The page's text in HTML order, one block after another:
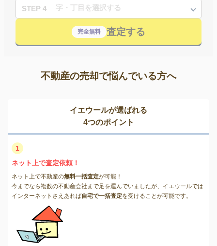
STEP 4
完全無料 査定する
不動産の売却で悩んでいる方へ
イエウールが選ばれる
4つのポイント
1
ネット上で査定依頼！
ネット上で不動産の無料一括査定が可能！
今までなら複数の不動産会社まで足を運んでいましたが、イエウールでは
インターネットさえあれば自宅で一括査定を受けることが可能です。